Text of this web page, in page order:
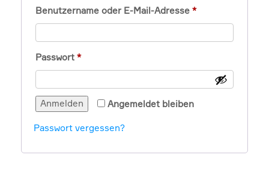
Benutzername oder E-Mail-Adresse *Erforderlich
Passwort *Erforderlich
Angemeldet bleiben
Anmelden
Passwort vergessen?